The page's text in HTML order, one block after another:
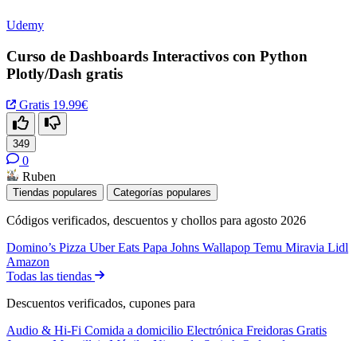
Udemy
Curso de Dashboards Interactivos con Python
Plotly/Dash gratis
Gratis 19.99€
349
0
Ruben
Tiendas populares Categorías populares
Códigos verificados, descuentos y chollos para agosto 2026
Domino’s Pizza Uber Eats Papa Johns Wallapop Temu Miravia Lidl
Amazon
Todas las tiendas
Descuentos verificados, cupones para
Audio & Hi-Fi Comida a domicilio Electrónica Freidoras Gratis